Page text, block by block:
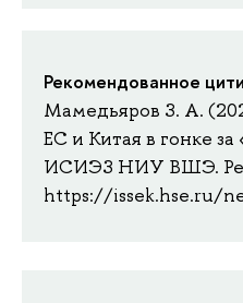
Рекомендованное
Мамедьяров З. А.
ЕС и Китая в гонке
ИСИЭЗ НИУ ВШЭ.
https://issek.hse.ru/